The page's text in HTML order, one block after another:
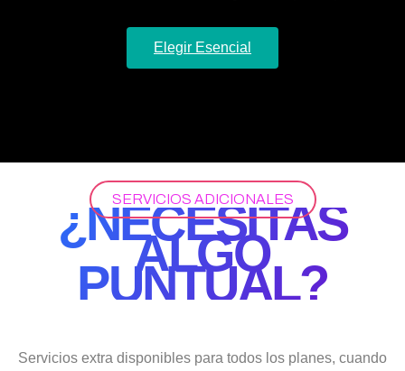
Elegir Esencial
SERVICIOS ADICIONALES
¿NECESITAS
ALGO
PUNTUAL?
Servicios extra disponibles para todos los planes, cuando